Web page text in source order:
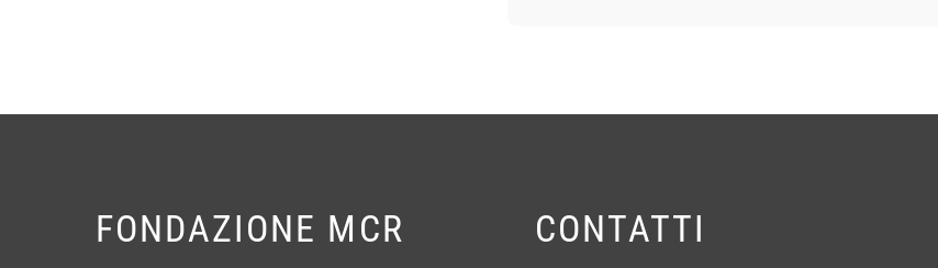
FONDAZIONE MCR CONTATTI